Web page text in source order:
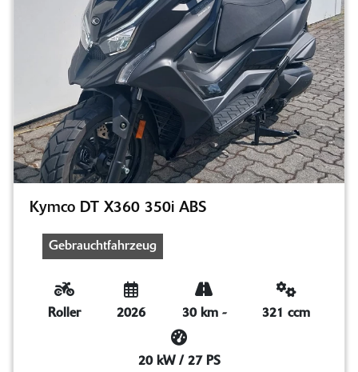
Kymco DT X360 350i ABS
Gebrauchtfahrzeug
Roller 2026 30 km - 321 ccm
20 kW / 27 PS